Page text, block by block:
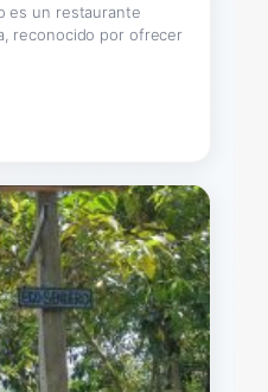
es un restaurante
reconocido por ofrecer